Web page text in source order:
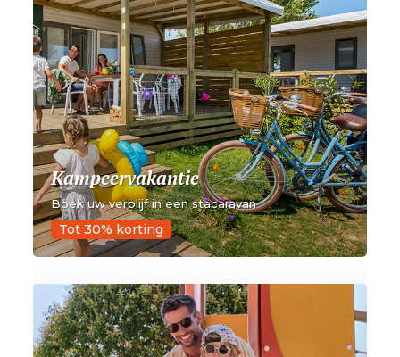
Kampeervakantie
Boek uw verblijf in een stacaravan
Tot 30% korting